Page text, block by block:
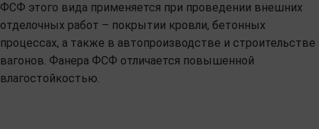
ФСФ этого вида применяется при проведении внешних
отделочных работ – покрытии кровли, бетонных
процессах, а также в автопроизводстве и строительстве
вагонов. Фанера ФСФ отличается повышенной
влагостойкостью.